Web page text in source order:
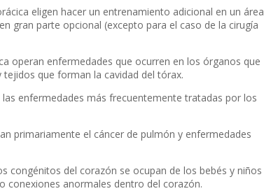
eligen hacer un entrenamiento adicional en un área
gran parte opcional (excepto para el caso de la cirugía
operan enfermedades que ocurren en los órganos que
que forman la cavidad del tórax.
enfermedades más frecuentemente tratadas por los
primariamente el cáncer de pulmón y enfermedades
congénitos del corazón se ocupan de los bebés y niños
conexiones anormales dentro del corazón.